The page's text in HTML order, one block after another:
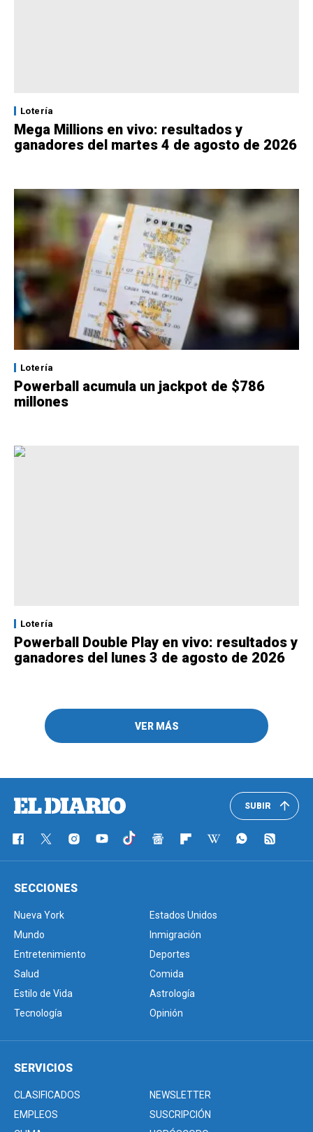
Lotería
Mega Millions en vivo: resultados y
ganadores del martes 4 de agosto de 2026
Lotería
Powerball acumula un jackpot de $786
millones
Lotería
Powerball Double Play en vivo: resultados y
ganadores del lunes 3 de agosto de 2026
VER MÁS
SUBIR
SECCIONES
Nueva York
Estados Unidos
Mundo
Inmigración
Entretenimiento
Deportes
Salud
Comida
Estilo de Vida
Astrología
Tecnología
Opinión
SERVICIOS
CLASIFICADOS
NEWSLETTER
EMPLEOS
SUSCRIPCIÓN